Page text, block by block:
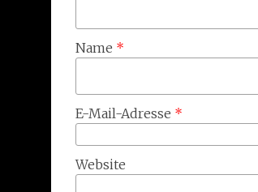
Name *
E-Mail-Adresse *
Website